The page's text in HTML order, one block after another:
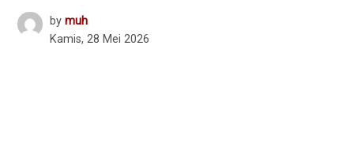
by muh
Kamis, 28 Mei 2026